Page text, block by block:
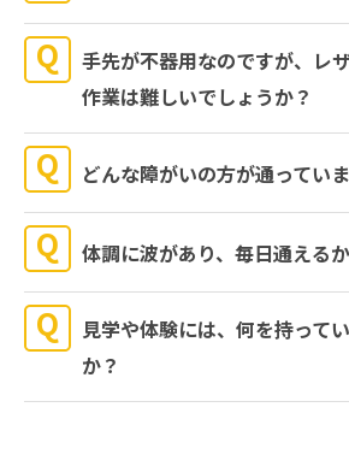
手先が不器用なのですが、レ
作業は難しいでしょうか？
どんな障がいの方が通ってい
体調に波があり、毎日通えるか
見学や体験には、何を持って
か？